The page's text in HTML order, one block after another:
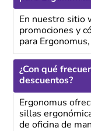
En nuestro sitio
promociones y
para
¿Con qué
descuentos?
Ergonomus
sillas
de oficina de